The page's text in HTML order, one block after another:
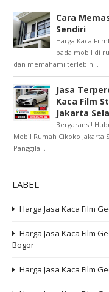
Cara
Sendiri
Harga Kaca
pada mobil di
dan memahami terlebih...
Jasa
Kaca Film
Jakarta
Bergaransi!
Mobil Rumah Cikoko Jakarta
Panggila...
LABEL
Harga Jasa Kaca Film
Harga Jasa Kaca Film
Bogor
Harga Jasa Kaca Film